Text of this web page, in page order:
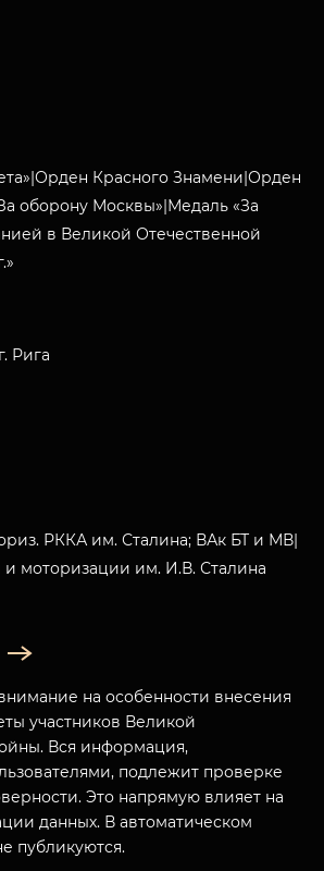
Красного Знамени|Орден
оборону Москвы»|Медаль «За
в Великой Отечественной
Рига
РККА им. Сталина; ВАк БТ и МВ|
и моторизации им. И.В. Сталина
на особенности внесения
участников Великой
Вся информация,
подлежит проверке
Это напрямую влияет на
данных. В автоматическом
публикуются.